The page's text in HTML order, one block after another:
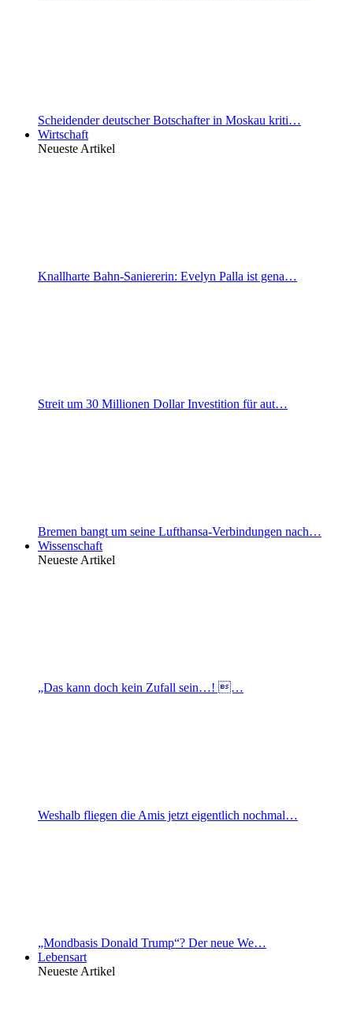
Scheidender deutscher Botschafter in Moskau kriti…
Wirtschaft
Neueste Artikel
Knallharte Bahn-Saniererin: Evelyn Palla ist gena…
Streit um 30 Millionen Dollar Investition für aut…
Bremen bangt um seine Lufthansa-Verbindungen nach…
Wissenschaft
Neueste Artikel
„Das kann doch kein Zufall sein…! …
Weshalb fliegen die Amis jetzt eigentlich nochmal…
„Mondbasis Donald Trump“? Der neue We…
Lebensart
Neueste Artikel